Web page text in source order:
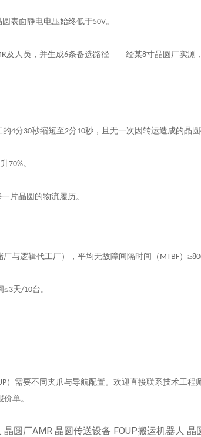
圆表面静电电压始终低于50V。
及人员，并生成6条备选路径——经某8寸晶圆厂实测，
的4分30秒缩短至2分10秒，且无一次因转运造成的晶
70%。
片晶圆的物流履历。
厂与逻辑代工厂），平均无故障间隔时间（ MTBF）≥
≤3天/10台。
）需要不同夹爪与导航配置。欢迎直接联系技术工程
单。
晶圆厂AMR 晶圆传送设备 FOUP搬运机器人 晶